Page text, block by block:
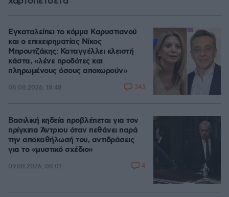
Εγκαταλείπει το κόμμα Καρυστιανού
και ο επιχειρηματίας Νίκος
Μπρουτζάκης: Καταγγέλλει κλειστή
κάστα, «λένε προδότες και
πληρωμένους όσους αποχωρούν»
08.08.2026, 18:48 343
Βασιλική κηδεία προβλέπεται για τον
πρίγκιπα Άντριου όταν πεθάνει παρά
την αποκαθήλωσή του, αντιδράσεις
για το «μυστικό σχέδιο»
09.08.2026, 08:01 4